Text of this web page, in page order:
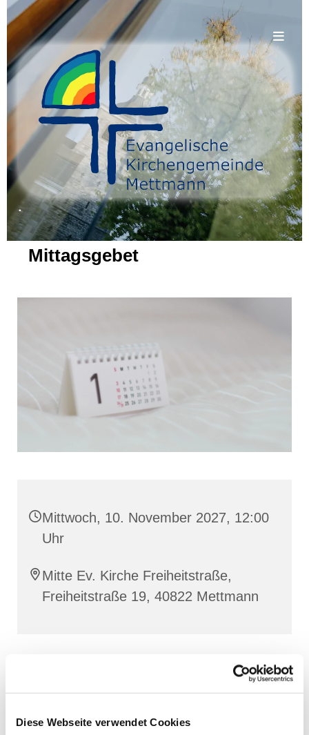
Diese Webseite verwendet Cookies
.
Mittagsgebet
Mittwoch, 10. November 2027, 12:00
Uhr
Mitte Ev. Kirche Freiheitstraße,
Freiheitstraße 19, 40822 Mettmann